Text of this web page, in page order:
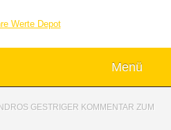
Menü
GESTRIGER KOMMENTAR ZUM